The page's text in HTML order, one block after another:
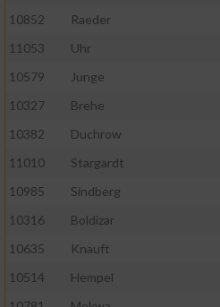
10852
Raeder
11053
Uhr
10579
Junge
10327
Brehe
10382
Duchrow
11010
Stargardt
10985
Sindberg
10316
Boldizar
10635
Knauft
10514
Hempel